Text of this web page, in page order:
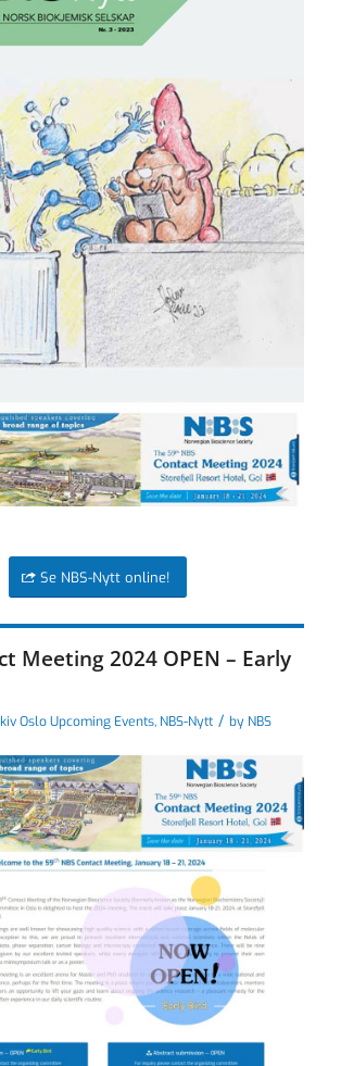
Se NBS-Nytt online!
Meeting 2024 OPEN – Early
Oslo Upcoming Events, NBS-Nytt / by NBS